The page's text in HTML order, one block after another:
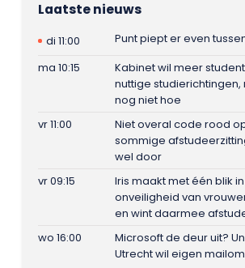
Laatste nieuws
di 11:00
Punt piept er even
ma 10:15
Kabinet wil meer
nuttige
nog niet hoe
vr 11:00
Niet overal code rood
sommige
wel door
vr 09:15
Iris maakt met één blik
onveiligheid van
en wint daarmee
wo 16:00
Microsoft de deur uit?
Utrecht wil eigen